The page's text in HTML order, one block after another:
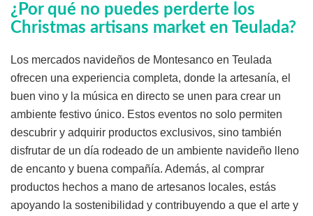
¿Por qué no puedes perderte los
Christmas artisans market en Teulada?
Los mercados navideños de Montesanco en Teulada
ofrecen una experiencia completa, donde la artesanía, el
buen vino y la música en directo se unen para crear un
ambiente festivo único. Estos eventos no solo permiten
descubrir y adquirir productos exclusivos, sino también
disfrutar de un día rodeado de un ambiente navideño lleno
de encanto y buena compañía. Además, al comprar
productos hechos a mano de artesanos locales, estás
apoyando la sostenibilidad y contribuyendo a que el arte y